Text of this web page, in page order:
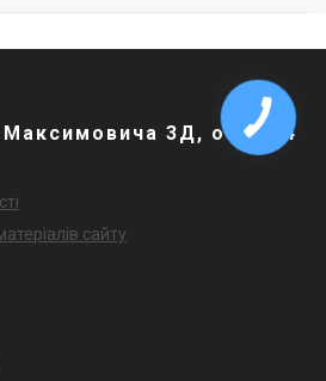
Максимовича 3Д, оф. 474
сайту